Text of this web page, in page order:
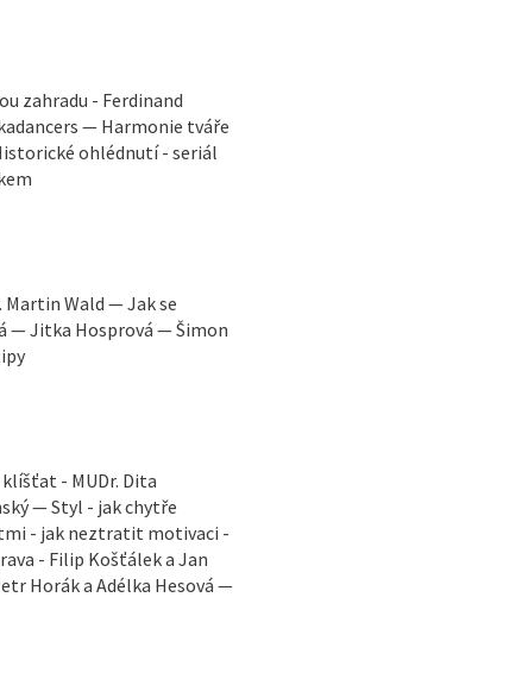
zahradu - Ferdinand
— Harmonie tváře
ohlédnutí - seriál
Martin Wald — Jak se
— Jitka Hosprová — Šimon
- MUDr. Dita
— Styl - jak chytře
- jak neztratit motivaci -
- Filip Košťálek a Jan
Horák a Adélka Hesová —